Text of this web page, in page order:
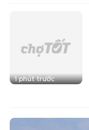
1 phút trước